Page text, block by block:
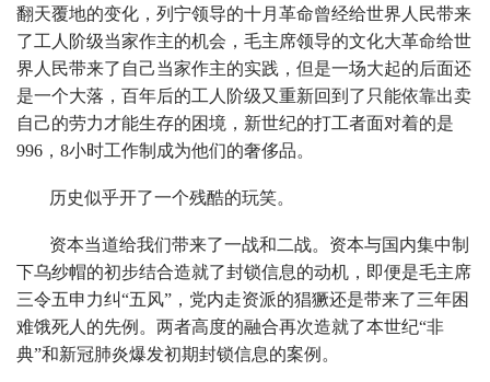
翻天覆地的变化，列宁领导的十月革命曾经给世界人民带来
了工人阶级当家作主的机会，毛主席领导的文化大革命给世
界人民带来了自己当家作主的实践，但是一场大起的后面还
是一个大落，百年后的工人阶级又重新回到了只能依靠出卖
自己的劳力才能生存的困境，新世纪的打工者面对着的是
996，8小时工作制成为他们的奢侈品。
历史似乎开了一个残酷的玩笑。
资本当道给我们带来了一战和二战。资本与国内集中制
下乌纱帽的初步结合造就了封锁信息的动机，即便是毛主席
三令五申力纠“五风”，党内走资派的猖獗还是带来了三年困
难饿死人的先例。两者高度的融合再次造就了本世纪“非
典”和新冠肺炎爆发初期封锁信息的案例。